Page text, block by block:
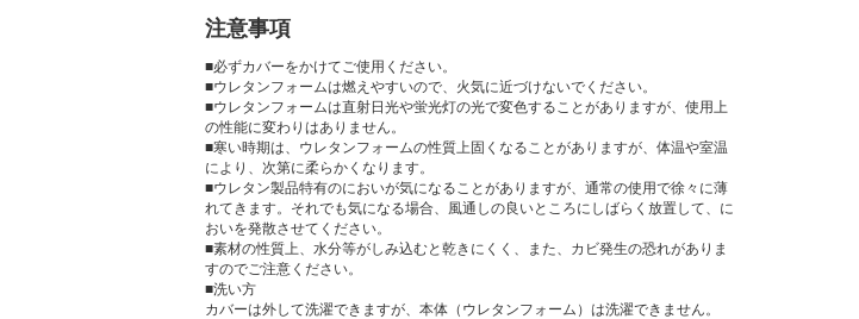
注意事項
■必ずカバーをかけてご使用ください。
■ウレタンフォームは燃えやすいので、火気に近づけないでください。
■ウレタンフォームは直射日光や蛍光灯の光で変色することがありますが、使用上
の性能に変わりはありません。
■寒い時期は、ウレタンフォームの性質上固くなることがありますが、体温や室温
により、次第に柔らかくなります。
■ウレタン製品特有のにおいが気になることがありますが、通常の使用で徐々に薄
れてきます。それでも気になる場合、風通しの良いところにしばらく放置して、に
おいを発散させてください。
■素材の性質上、水分等がしみ込むと乾きにくく、また、カビ発生の恐れがありま
すのでご注意ください。
■洗い方
カバーは外して洗濯できますが、本体（ウレタンフォーム）は洗濯できません。